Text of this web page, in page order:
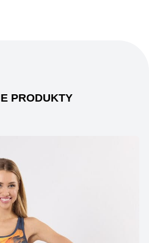
PRODUKTY